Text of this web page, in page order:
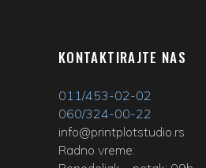
KONTAKTIRAJTE NAS
011/453-02-02
060/324-00-22
info@printplotstudio.rs
Radno vreme: